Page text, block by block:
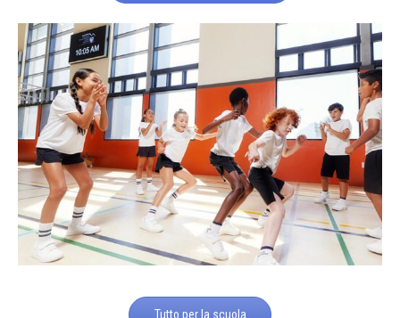
Tutto per la scuola